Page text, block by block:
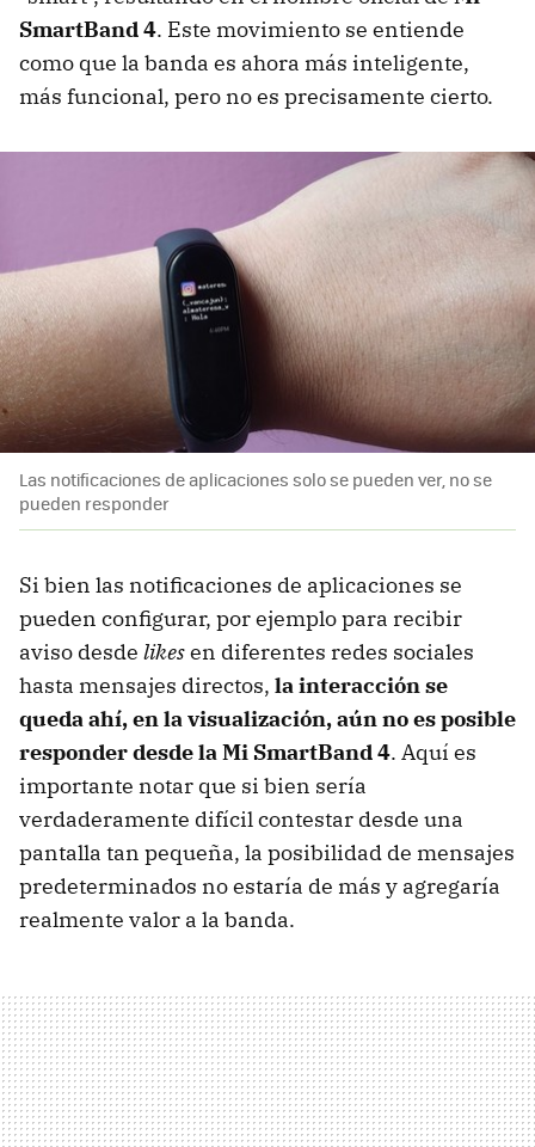
SmartBand 4. Este movimiento se entiende
como que la banda es ahora más inteligente,
más funcional, pero no es precisamente cierto.
Las notificaciones de aplicaciones solo se pueden ver, no se
pueden responder
Si bien las notificaciones de aplicaciones se
pueden configurar, por ejemplo para recibir
aviso desde likesen diferentes redes sociales
hasta mensajes directos, la interacción se
queda ahí, en la visualización, aún no es posible
responder desde la Mi SmartBand 4. Aquí es
importante notar que si bien sería
verdaderamente difícil contestar desde una
pantalla tan pequeña, la posibilidad de mensajes
predeterminados no estaría de más y agregaría
realmente valor a la banda.